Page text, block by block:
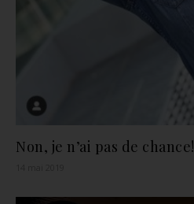
Non, je n’ai pas de chance!